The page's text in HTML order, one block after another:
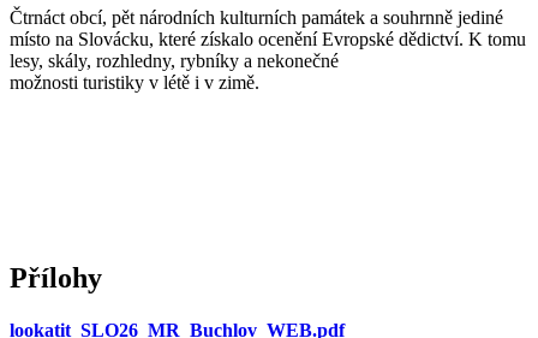
Čtrnáct obcí, pět národních kulturních památek a souhrnně jediné
místo na Slovácku, které získalo ocenění Evropské dědictví. K tomu
lesy, skály, rozhledny, rybníky a nekonečné
možnosti turistiky v létě i v zimě.
Přílohy
lookatit_SLO26_MR_Buchlov_WEB.pdf